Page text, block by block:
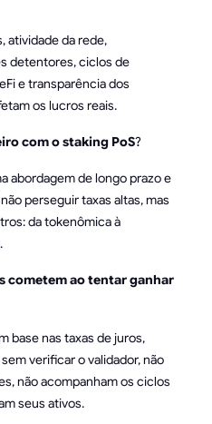
atividade da rede,
detentores, ciclos de
e transparência dos
os lucros reais.
com o staking PoS?
abordagem de longo prazo e
perseguir taxas altas, mas
da tokenômica à
cometem ao tentar ganhar
base nas taxas de juros,
verificar o validador, não
não acompanham os ciclos
seus ativos.